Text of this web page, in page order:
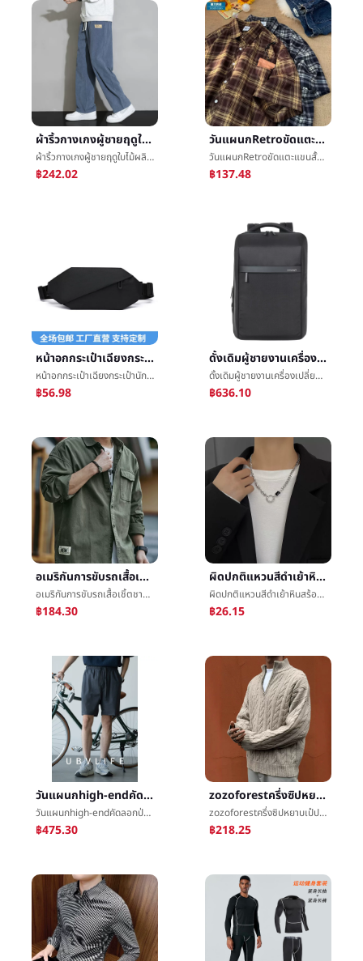
ผ้าริ้วกางเกงผู้ชายฤดูใบไม้ผลิDongkuanน้ำขึ้นน้ำลงการ์ดเสียกำลังใจความรู้สึกกางเกงลำลองเด็กนักเรียนหลวมตรงหลอดการเคลื่อนไหวกว้างขากางเกงขายาว
ผ้าริ้วกางเกงผู้ชายฤดูใบไม้ผลิDongkuanน้ำขึ้นน้ำลงการ์ดเสียกำลังใจความรู้สึกกางเกงลำลองเด็กนักเรียนหลวมตรงหลอดการเคลื่อนไหวกว้างขากางเกงขายาว
฿242.02
วันแผนกRetroขัดแตะแขนสั้นเสื้อเชิ้ตชายหลวมLeisureครึ่งแขนเสื้อเสื้อเชิ้ตเสื้อโค้ทออกแบบความรู้สึกน้ำขึ้นน้ำลงการ์ดขัดแตะเสื้อเชิ้ต
วันแผนกRetroขัดแตะแขนสั้นเสื้อเชิ้ตชายหลวมLeisureครึ่งแขนเสื้อเสื้อเชิ้ตเสื้อโค้ทออกแบบความรู้สึกน้ำขึ้นน้ำลงการ์ดขัดแตะเสื้อเชิ้ต
฿137.48
หน้าอกกระเป๋าเฉียงกระเป๋านักเรียนชายห่อน้ำขึ้นน้ำลงinsร้อยเอาโทรศัพท์เงินเล็กความจุชนกลุ่มน้อยขนาดเล็กออกแบบความรู้สึกกระเป๋าสะพายน้ำขึ้นน้ำลงการ์ด
หน้าอกกระเป๋าเฉียงกระเป๋านักเรียนชายห่อน้ำขึ้นน้ำลงinsร้อยเอาโทรศัพท์เงินเล็กความจุชนกลุ่มน้อยขนาดเล็กออกแบบความรู้สึกกระเป๋าสะพายน้ำขึ้นน้ำลงการ์ด
฿56.98
ดั้งเดิมผู้ชายงานเครื่องเปลี่ยนกระแสไฟฟ้ากระเป๋าเป้สะพายหลังมัลติฟังก์ชั่usbการชาร์จไฟไหล่กระเป๋าเป้สะพายหลังสมุดบันทึกกระเป๋าคอมพิวเตอร์กำหนด
ดั้งเดิมผู้ชายงานเครื่องเปลี่ยนกระแสไฟฟ้ากระเป๋าเป้สะพายหลังมัลติฟังก์ชั่usbการชาร์จไฟไหล่กระเป๋าเป้สะพายหลังสมุดบันทึกกระเป๋าคอมพิวเตอร์กำหนด
฿636.10
อเมริกันการขับรถเสื้อเชิ้ตชายRetroใหญ่รหัสเสื้อเชิ้ตชายบวกไขมันบวกใหญ่หลวมLeisureแขนยาวเสื้อโค้ทชายè£น้ำขึ้นน้ำลง
อเมริกันการขับรถเสื้อเชิ้ตชายRetroใหญ่รหัสเสื้อเชิ้ตชายบวกไขมันบวกใหญ่หลวมLeisureแขนยาวเสื้อโค้ทชายè£น้ำขึ้นน้ำลง
฿184.30
ผิดปกติแหวนสีดำเย้าหินสร้อยคอชายน้ำขึ้นน้ำลงชนกลุ่มน้อยขนาดเล็กออกแบบความรู้สึกสูงคนรักเหล็กไทเทเนียมกระดูกไหปลาร้าโซ่การแข่งขันอุปกรณ์หญิง
ผิดปกติแหวนสีดำเย้าหินสร้อยคอชายน้ำขึ้นน้ำลงชนกลุ่มน้อยขนาดเล็กออกแบบความรู้สึกสูงคนรักเหล็กไทเทเนียมกระดูกไหปลาร้าโซ่การแข่งขันอุปกรณ์หญิง
฿26.15
วันแผนกhigh-endคัดลอกป่านแสงหาจำนวนตรงหลอดกางเกงขาสั้นผู้ชาย2025ฤดูร้อนความกว้างใหม่หลวมวาดเชือกแสงèห้านาทีกางเกง
วันแผนกhigh-endคัดลอกป่านแสงหาจำนวนตรงหลอดกางเกงขาสั้นผู้ชาย2025ฤดูร้อนความกว้างใหม่หลวมวาดเชือกแสงèห้านาทีกางเกง
฿475.30
zozoforestครึ่งซิปหยาบเป๋ปลอกคอเสื้อกันหนาวชายฤดูหนาวRetroเงินเก่าลมภายในเอาเสื้อถักเสื้อโค้ท
zozoforestครึ่งซิปหยาบเป๋ปลอกคอเสื้อกันหนาวชายฤดูหนาวRetroเงินเก่าลมภายในเอาเสื้อถักเสื้อโค้ท
฿218.25